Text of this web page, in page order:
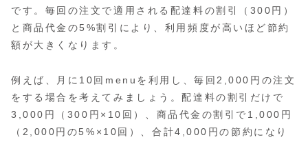
です。毎回の注文で適用される配達料の割引（300円）
と商品代金の5%割引により、利用頻度が高いほど節約
額が大きくなります。
例えば、月に10回menuを利用し、毎回2,000円の注文
をする場合を考えてみましょう。配達料の割引だけで
3,000円（300円×10回）、商品代金の割引で1,000円
（2,000円の5%×10回）、合計4,000円の節約になり